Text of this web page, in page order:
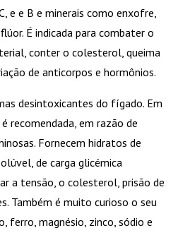
e e B e minerais como enxofre,
É indicada para combater o
conter o colesterol, queima
de anticorpos e hormônios.
desintoxicantes do fígado. Em
recomendada, em razão de
Fornecem hidratos de
de carga glicémica
a tensão, o colesterol, prisão de
Também é muito curioso o seu
ferro, magnésio, zinco, sódio e